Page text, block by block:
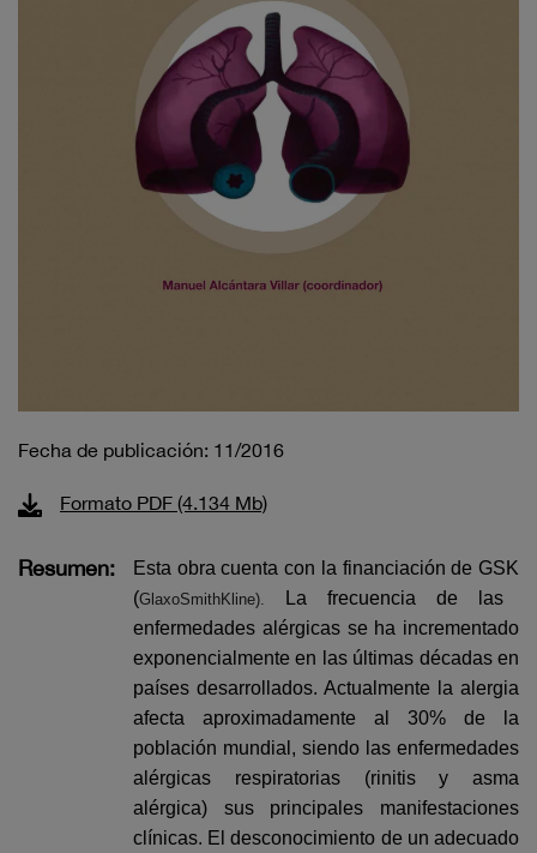
Fecha de publicación: 11/2016
Formato PDF (4.134 Mb)
Resumen:
Esta obra cuenta con la financiación de GSK
(GlaxoSmithKline).
La frecuencia de las
enfermedades alérgicas se ha incrementado
exponencialmente en las últimas décadas en
países desarrollados. Actualmente la alergia
afecta aproximadamente al 30% de la
población mundial, siendo las enfermedades
alérgicas respiratorias (rinitis y asma
alérgica) sus principales manifestaciones
clínicas. El desconocimiento de un adecuado